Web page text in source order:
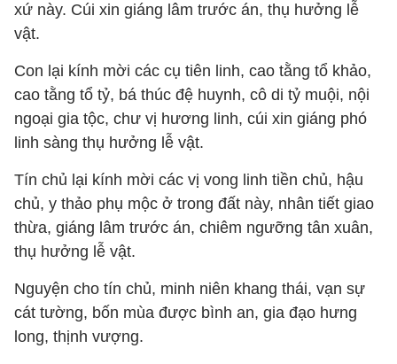
xứ này. Cúi xin giáng lâm trước án, thụ hưởng lễ
vật.
Con lại kính mời các cụ tiên linh, cao tằng tổ khảo,
cao tằng tổ tỷ, bá thúc đệ huynh, cô di tỷ muội, nội
ngoại gia tộc, chư vị hương linh, cúi xin giáng phó
linh sàng thụ hưởng lễ vật.
Tín chủ lại kính mời các vị vong linh tiền chủ, hậu
chủ, y thảo phụ mộc ở trong đất này, nhân tiết giao
thừa, giáng lâm trước án, chiêm ngưỡng tân xuân,
thụ hưởng lễ vật.
Nguyện cho tín chủ, minh niên khang thái, vạn sự
cát tường, bốn mùa được bình an, gia đạo hưng
long, thịnh vượng.